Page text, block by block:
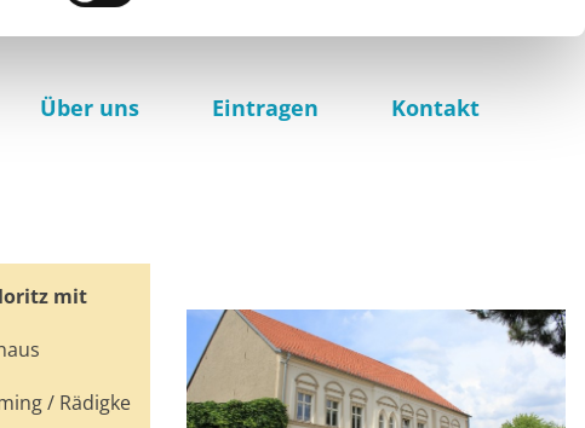
Über uns Eintragen Kontakt
mit
/ Rädigke